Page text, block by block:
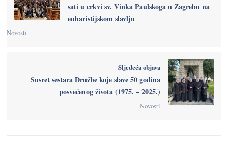
sati u crkvi sv. Vinka Paulskoga u Zagrebu na
euharistijskom slavlju
Novosti
Sljedeća objava
Susret sestara Družbe koje slave 50 godina
posvećenog života (1975. – 2025.)
Novosti